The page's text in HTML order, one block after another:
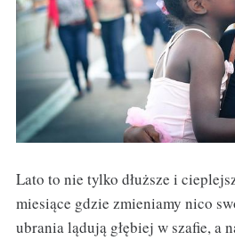
Lato to nie tylko dłuższe i
miesiące gdzie zmieniamy nico
ubrania lądują głębiej w szafie, a